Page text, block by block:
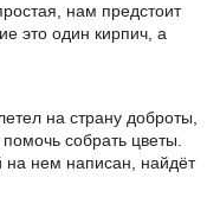
нам предстоит
это один кирпич, а
на страну доброты,
собрать цветы.
на нем написан, найдёт